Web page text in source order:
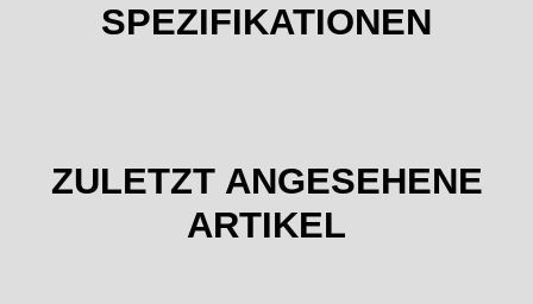
SPEZIFIKATIONEN
ZULETZT ANGESEHENE
ARTIKEL